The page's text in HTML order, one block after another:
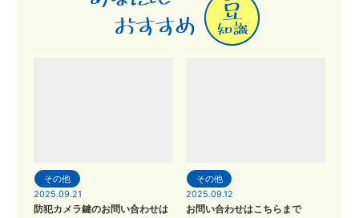
その他
2025.09.21
防犯カメラ鍵のお問い合わせは
その他
2025.09.12
お問い合わせはこちらまで